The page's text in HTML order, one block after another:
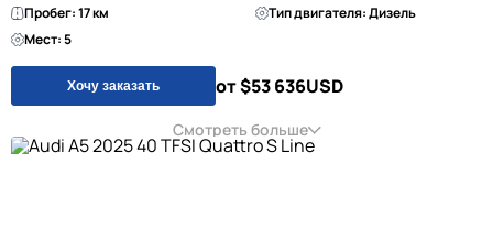
Пробег: 17 км
Тип двигателя: Дизель
Мест: 5
Хочу заказать от $53 636USD
Смотреть больше